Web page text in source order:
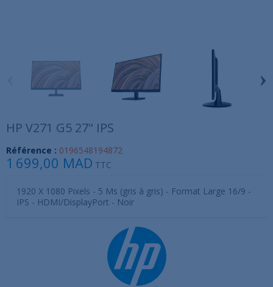
›
HP V271 G5 27" IPS
Référence : 0196548194872
1 699,00 MAD TTC
1920 X 1080 Pixels - 5 Ms (gris à gris) - Format Large 16/9 -
IPS - HDMI/DisplayPort - Noir